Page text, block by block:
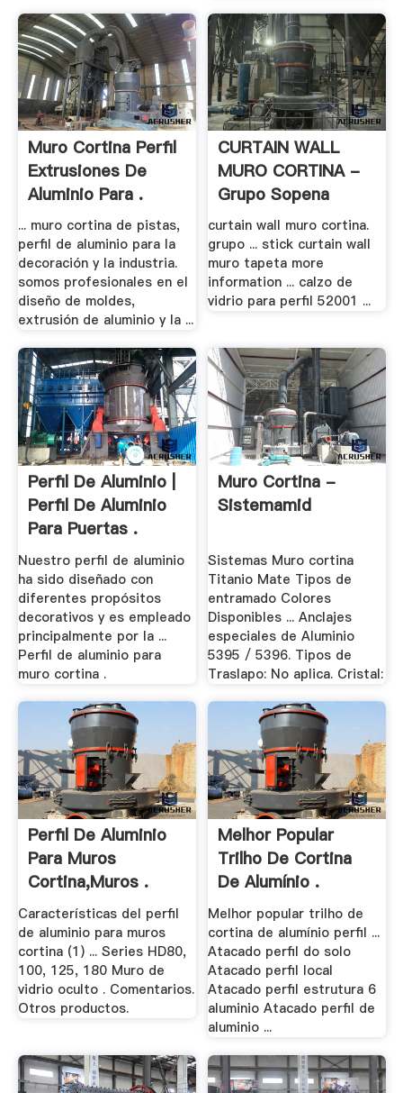
Muro Cortina Perfil
Extrusiones De
Aluminio Para .
... muro cortina de pistas,
perfil de aluminio para la
decoración y la industria.
somos profesionales en el
diseño de moldes,
extrusión de aluminio y la ...
CURTAIN WALL
MURO CORTINA -
Grupo Sopena
curtain wall muro cortina.
grupo ... stick curtain wall
muro tapeta more
information ... calzo de
vidrio para perfil 52001 ...
Perfil De Aluminio |
Perfil De Aluminio
Para Puertas .
Nuestro perfil de aluminio
ha sido diseñado con
diferentes propósitos
decorativos y es empleado
principalmente por la ...
Perfil de aluminio para
muro cortina .
Muro Cortina -
Sistemamid
Sistemas Muro cortina
Titanio Mate Tipos de
entramado Colores
Disponibles ... Anclajes
especiales de Aluminio
5395 / 5396. Tipos de
Traslapo: No aplica. Cristal:
Perfil De Aluminio
Para Muros
Cortina,Muros .
Características del perfil
de aluminio para muros
cortina (1) ... Series HD80,
100, 125, 180 Muro de
vidrio oculto . Comentarios.
Otros productos.
Melhor Popular
Trilho De Cortina
De Alumínio .
Melhor popular trilho de
cortina de alumínio perfil ...
Atacado perfil do solo
Atacado perfil local
Atacado perfil estrutura 6
aluminio Atacado perfil de
aluminio ...